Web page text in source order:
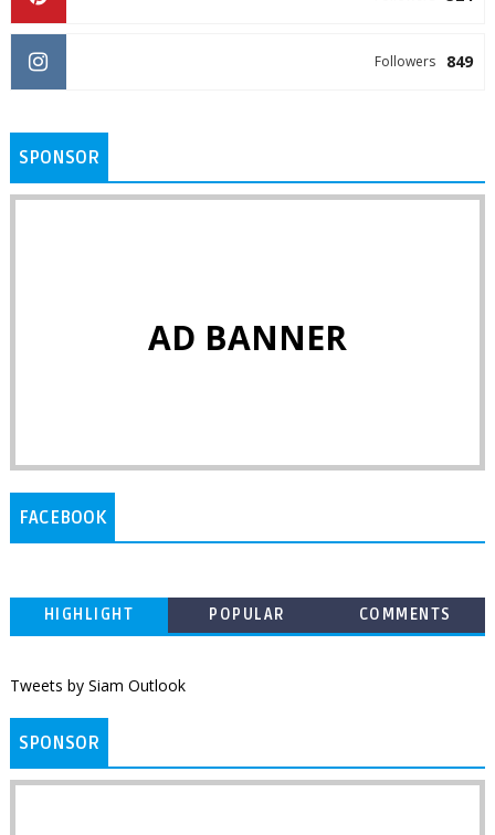
849
Followers
SPONSOR
AD BANNER
FACEBOOK
HIGHLIGHT POPULAR COMMENTS
Tweets by Siam Outlook
SPONSOR